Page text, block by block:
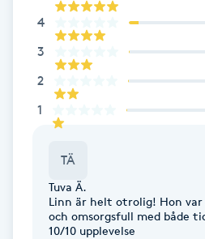
Fransk manikyr
Fransrengöring
Frekvensterapi
Friskvård
Friskvårdsmassage
4
3
2
1
TÄ
Tuva Ä.
Linn är helt otrolig! Hon var
och omsorgsfull med både
10/10 upplevelse